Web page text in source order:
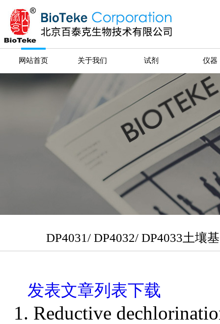
网站首页 关于我们 试剂 仪器
DP4031/ DP4032/ DP4033土
发表文章列表下载
1. Reductive